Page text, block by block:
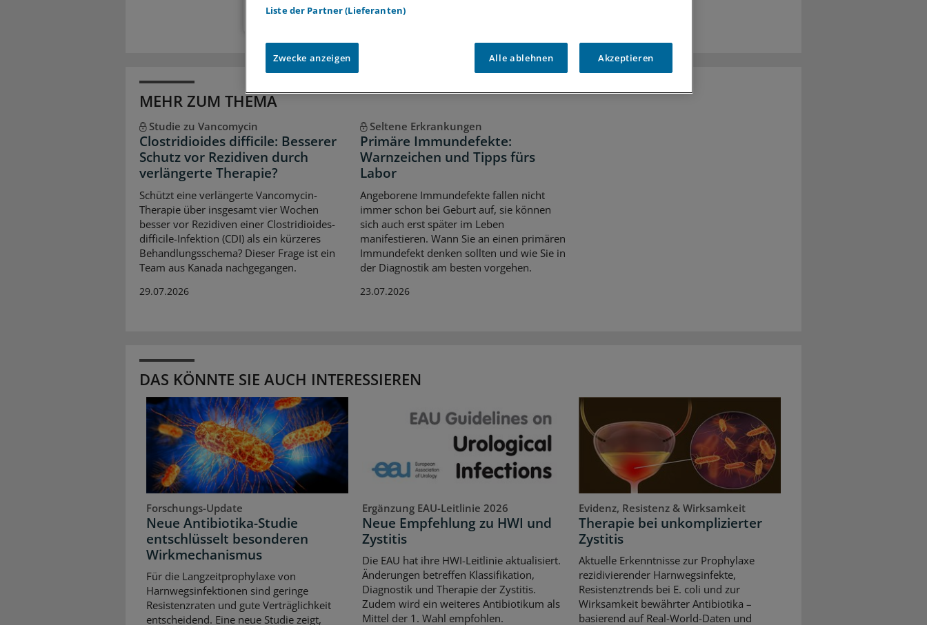
Voraussetzungen für den Zugang
MEHR ZUM THEMA
Studie zu Vancomycin
Clostridioides difficile: Besserer
Schutz vor Rezidiven durch
verlängerte Therapie?
Schützt eine verlängerte Vancomycin-
Therapie über insgesamt vier Wochen
besser vor Rezidiven einer Clostridioides-
difficile-Infektion (CDI) als ein kürzeres
Behandlungsschema? Dieser Frage ist ein
Team aus Kanada nachgegangen.
29.07.2026
Seltene Erkrankungen
Primäre Immundefekte:
Warnzeichen und Tipps fürs
Labor
Angeborene Immundefekte fallen nicht
immer schon bei Geburt auf, sie können
sich auch erst später im Leben
manifestieren. Wann Sie an einen primären
Immundefekt denken sollten und wie Sie in
der Diagnostik am besten vorgehen.
23.07.2026
DAS KÖNNTE SIE AUCH INTERESSIEREN
Forschungs-Update
Neue Antibiotika-Studie
entschlüsselt besonderen
Wirkmechanismus
Für die Langzeitprophylaxe von
Harnwegsinfektionen sind geringe
Resistenzraten und gute Verträglichkeit
entscheidend. Eine neue Studie zeigt,
Ergänzung EAU-Leitlinie 2026
Neue Empfehlung zu HWI und
Zystitis
Die EAU hat ihre HWI-Leitlinie aktualisiert.
Änderungen betreffen Klassifikation,
Diagnostik und Therapie der Zystitis.
Zudem wird ein weiteres Antibiotikum als
Mittel der 1. Wahl empfohlen.
Evidenz, Resistenz & Wirksamkeit
Therapie bei unkomplizierter
Zystitis
Aktuelle Erkenntnisse zur Prophylaxe
rezidivierender Harnwegsinfekte,
Resistenztrends bei E. coli und zur
Wirksamkeit bewährter Antibiotika –
basierend auf Real-World-Daten und
Liste der Partner (Lieferanten)
Zwecke anzeigen Alle ablehnen Akzeptieren